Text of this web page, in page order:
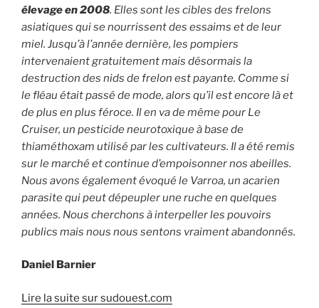
élevage en 2008. Elles sont les cibles des frelons
asiatiques qui se nourrissent des essaims et de leur
miel. Jusqu’à l’année dernière, les pompiers
intervenaient gratuitement mais désormais la
destruction des nids de frelon est payante. Comme si
le fléau était passé de mode, alors qu’il est encore là et
de plus en plus féroce. Il en va de même pour Le
Cruiser, un pesticide neurotoxique à base de
thiaméthoxam utilisé par les cultivateurs. Il a été remis
sur le marché et continue d’empoisonner nos abeilles.
Nous avons également évoqué le Varroa, un acarien
parasite qui peut dépeupler une ruche en quelques
années. Nous cherchons à interpeller les pouvoirs
publics mais nous nous sentons vraiment abandonnés.
Daniel Barnier
Lire la suite sur sudouest.com